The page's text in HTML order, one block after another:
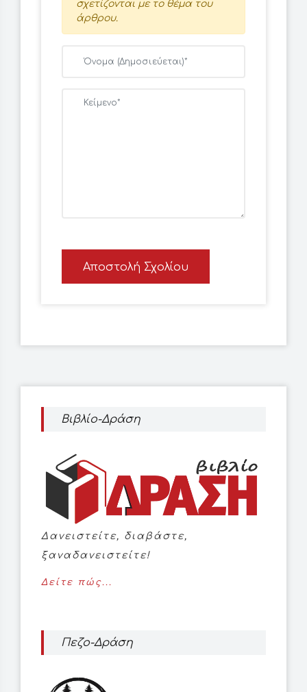
σχετίζονται με το θέμα του
άρθρου.
Αποστολή Σχολίου
Βιβλίο-Δράση
Δανειστείτε, διαβάστε,
ξαναδανειστείτε!
Δείτε πώς...
Πεζο-Δράση